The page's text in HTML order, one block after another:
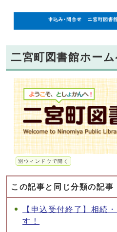
二宮町図書館ホー
別ウィンドウで開く
この記事と同じ分類の記事
【申込受付終了】相続
す！